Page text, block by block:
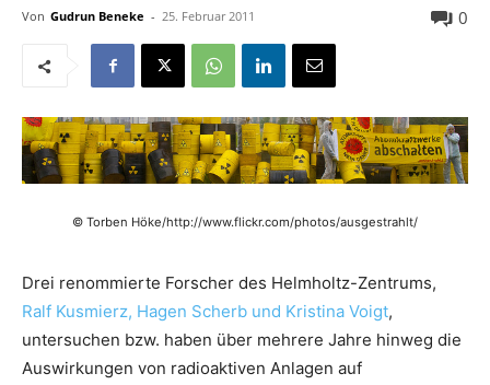
Von Gudrun Beneke - 25. Februar 2011 0
© Torben Höke/http://www.flickr.com/photos/ausgestrahlt/
Drei renommierte Forscher des Helmholtz-Zentrums,
Ralf Kusmierz, Hagen Scherb und Kristina Voigt,
untersuchen bzw. haben über mehrere Jahre hinweg die
Auswirkungen von radioaktiven Anlagen auf